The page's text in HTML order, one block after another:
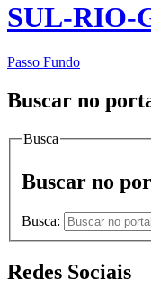
SUL-RIO-
Passo Fundo
Buscar no
Busca
Buscar no
Busca:
Redes Sociais